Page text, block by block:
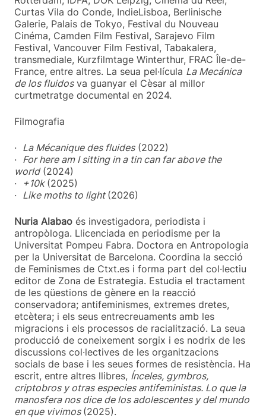
Curtas Vila do Conde, IndieLisboa, Berlinische
Galerie, Palais de Tokyo, Festival du Nouveau
Cinéma, Camden Film Festival, Sarajevo Film
Festival, Vancouver Film Festival, Tabakalera,
transmediale, Kurzfilmtage Winterthur, FRAC Île-de-
France, entre altres. La seua pel·lícula La Mecánica
de los fluidosva guanyar el Cèsar al millor
curtmetratge documental en 2024.
Filmografia
· La Mécanique des fluides(2022)
· For here am I sitting in a tin can far above the
world(2024)
·
+10k (2025)
· Like moths to light (2026)
Nuria Alabao és investigadora, periodista i
antropòloga. Llicenciada en periodisme per la
Universitat Pompeu Fabra. Doctora en Antropologia
per la Universitat de Barcelona. Coordina la secció
de Feminismes de Ctxt.es i forma part del col·lectiu
editor de Zona de Estrategia. Estudia el tractament
de les qüestions de gènere en la reacció
conservadora; antifeminismes, extremes dretes,
etcètera; i els seus entrecreuaments amb les
migracions i els processos de racialització. La seua
producció de coneixement sorgix i es nodrix de les
discussions col·lectives de les organitzacions
socials de base i les seues formes de resistència. Ha
escrit, entre altres llibres, Ínceles, gymbros,
criptobros y otras especies antifeministas. Lo que la
manosfera nos dice de los adolescentes y del mundo
en que vivimos (2025).